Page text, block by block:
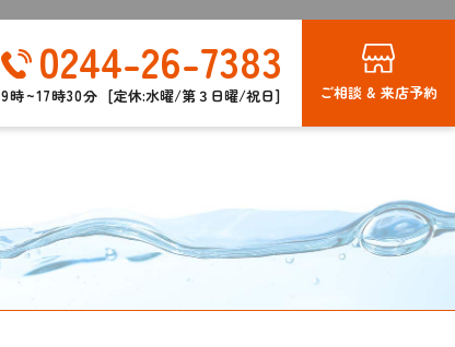
0244-26-7383
9時~17時30分 [定休:水曜/第３日曜/祝日] ご相談 & 来店予約